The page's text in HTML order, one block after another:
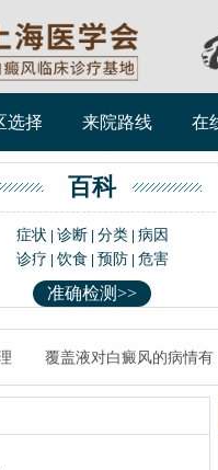
选择 来院路线 在
百科
症状 诊断| 分类| 病因
诊疗
饮食 预防| 危害
准确检测>>
覆盖液对白癜风的病情有